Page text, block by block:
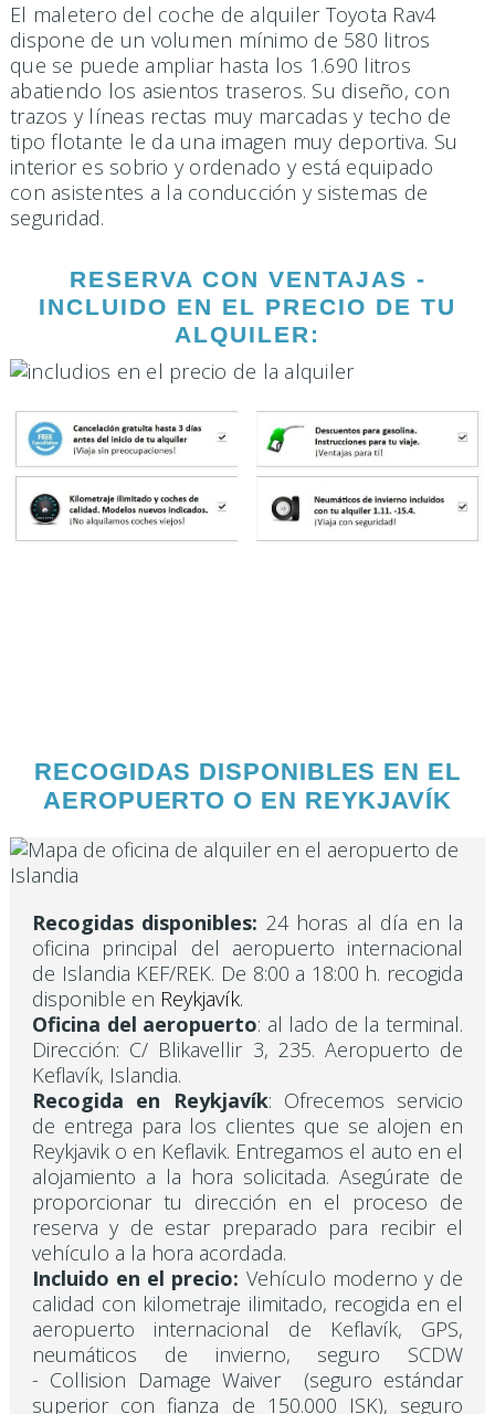
El maletero del coche de alquiler Toyota Rav4
dispone de un volumen mínimo de 580 litros
que se puede ampliar hasta los 1.690 litros
abatiendo los asientos traseros. Su diseño, con
trazos y líneas rectas muy marcadas y techo de
tipo flotante le da una imagen muy deportiva. Su
interior es sobrio y ordenado y está equipado
con asistentes a la conducción y sistemas de
seguridad.
RESERVA CON VENTAJAS -
INCLUIDO EN EL PRECIO DE TU
ALQUILER:
RECOGIDAS DISPONIBLES EN EL
AEROPUERTO O EN REYKJAVÍK
Recogidas disponibles: 24 horas al día en la
oficina principal del aeropuerto internacional
de Islandia KEF/REK. De 8:00 a 18:00 h. recogida
disponible en Reykjavík.
Oficina del aeropuerto: al lado de la terminal.
Dirección: C/ Blikavellir 3, 235. Aeropuerto de
Keflavík, Islandia.
Recogida en Reykjavík: Ofrecemos servicio
de entrega para los clientes que se alojen en
Reykjavik o en Keflavik. Entregamos el auto en el
alojamiento a la hora solicitada. Asegúrate de
proporcionar tu dirección en el proceso de
reserva y de estar preparado para recibir el
vehículo a la hora acordada.
Incluido en el precio: Vehículo moderno y de
calidad con kilometraje ilimitado, recogida en el
aeropuerto internacional de Keflavík, GPS,
neumáticos de invierno, seguro SCDW
- Collision Damage Waiver (seguro estándar
superior con fianza de 150.000 ISK), seguro